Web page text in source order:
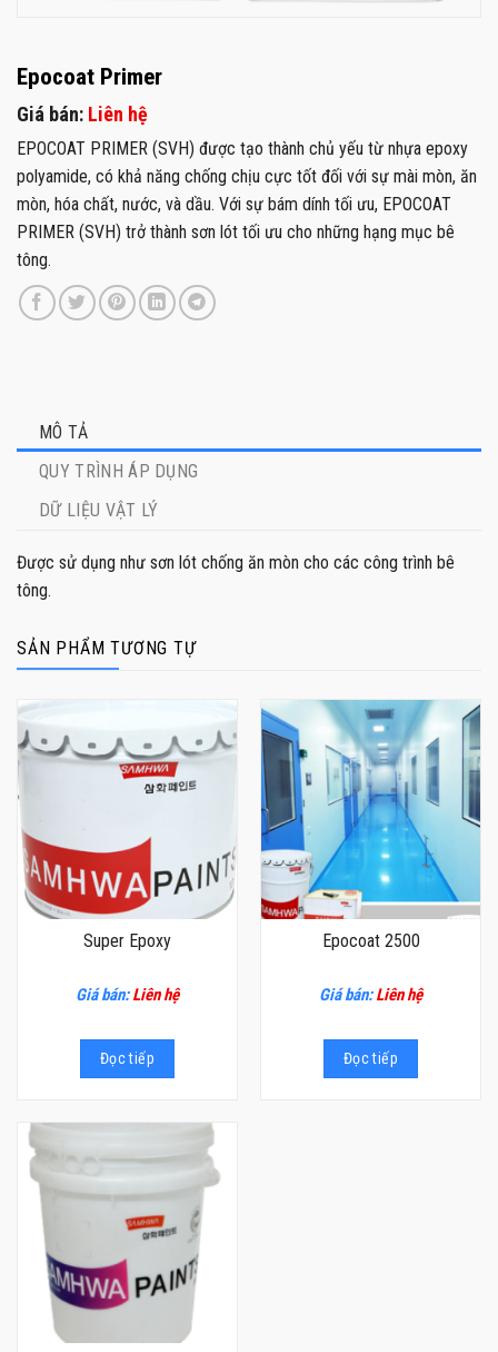
Epocoat Primer
Giá bán: Liên hệ
EPOCOAT PRIMER (SVH) được tạo thành chủ yếu từ nhựa epoxy
polyamide, có khả năng chống chịu cực tốt đối với sự mài mòn, ăn
mòn, hóa chất, nước, và dầu. Với sự bám dính tối ưu, EPOCOAT
PRIMER (SVH) trở thành sơn lót tối ưu cho những hạng mục bê
tông.
MÔ TẢ
QUY TRÌNH ÁP DỤNG
DỮ LIỆU VẬT LÝ
Được sử dụng như sơn lót chống ăn mòn cho các công trình bê
tông.
SẢN PHẨM TƯƠNG TỰ
Super Epoxy
Giá bán:Liên hệ
Đọc tiếp
Epocoat 2500
Giá bán:Liên hệ
Đọc tiếp